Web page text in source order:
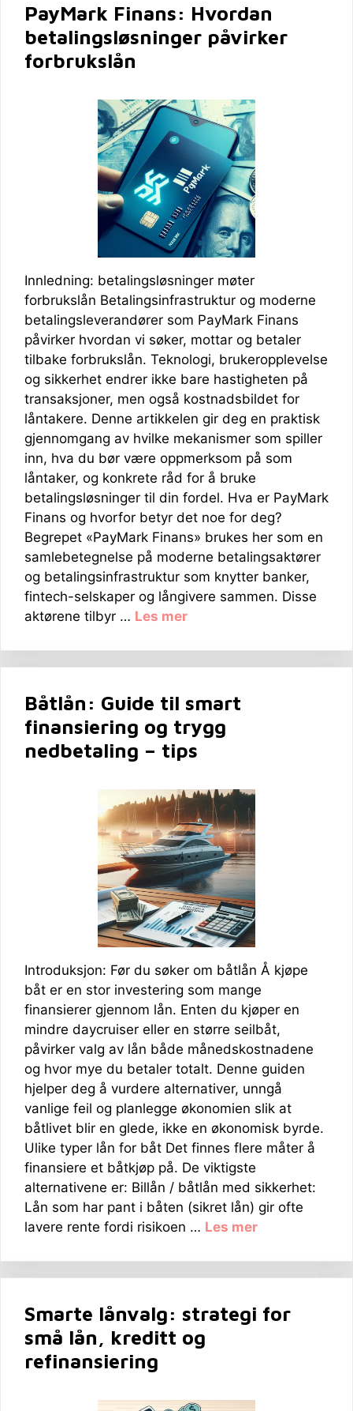
PayMark Finans: Hvordan
betalingsløsninger påvirker
forbrukslån
Innledning: betalingsløsninger møter
forbrukslån Betalingsinfrastruktur og moderne
betalingsleverandører som PayMark Finans
påvirker hvordan vi søker, mottar og betaler
tilbake forbrukslån. Teknologi, brukeropplevelse
og sikkerhet endrer ikke bare hastigheten på
transaksjoner, men også kostnadsbildet for
låntakere. Denne artikkelen gir deg en praktisk
gjennomgang av hvilke mekanismer som spiller
inn, hva du bør være oppmerksom på som
låntaker, og konkrete råd for å bruke
betalingsløsninger til din fordel. Hva er PayMark
Finans og hvorfor betyr det noe for deg?
Begrepet «PayMark Finans» brukes her som en
samlebetegnelse på moderne betalingsaktører
og betalingsinfrastruktur som knytter banker,
fintech-selskaper og långivere sammen. Disse
aktørene tilbyr … Les mer
Båtlån: Guide til smart
finansiering og trygg
nedbetaling – tips
Introduksjon: Før du søker om båtlån Å kjøpe
båt er en stor investering som mange
finansierer gjennom lån. Enten du kjøper en
mindre daycruiser eller en større seilbåt,
påvirker valg av lån både månedskostnadene
og hvor mye du betaler totalt. Denne guiden
hjelper deg å vurdere alternativer, unngå
vanlige feil og planlegge økonomien slik at
båtlivet blir en glede, ikke en økonomisk byrde.
Ulike typer lån for båt Det finnes flere måter å
finansiere et båtkjøp på. De viktigste
alternativene er: Billån / båtlån med sikkerhet:
Lån som har pant i båten (sikret lån) gir ofte
lavere rente fordi risikoen … Les mer
Smarte lånvalg: strategi for
små lån, kreditt og
refinansiering